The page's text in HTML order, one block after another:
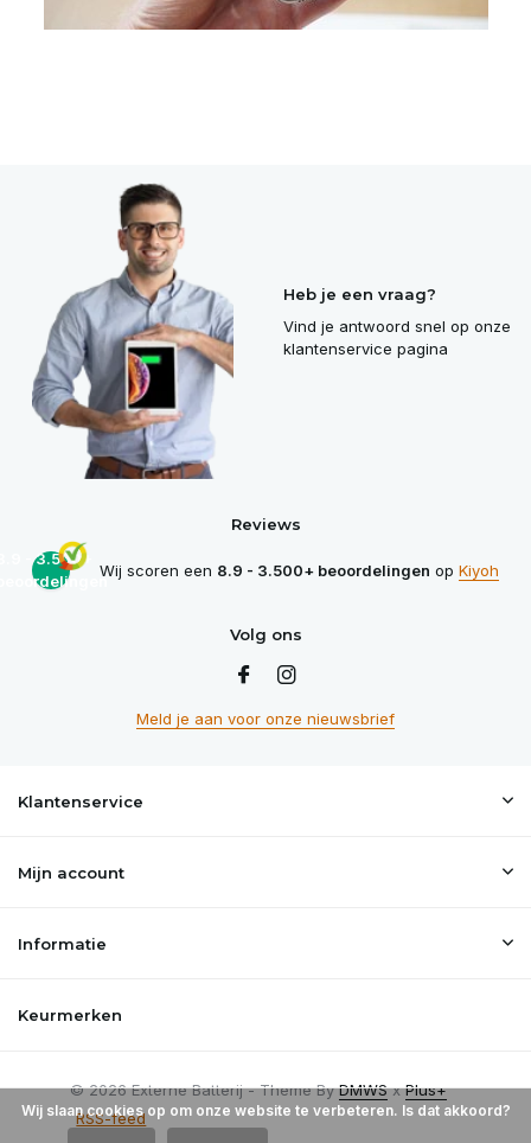
Heb je een vraag?
Vind je antwoord snel op onze
klantenservice pagina
Reviews
- 3.500+
Wij scoren een 8.9 - 3.500+ beoordelingen op Kiyoh
Volg ons
Meld je aan voor onze nieuwsbrief
Klantenservice
Mijn account
Informatie
Keurmerken
© 2026 Externe Batterij - Theme ByDMWSxPlus+
RSS-feed
Wij slaan cookies op om onze website te verbeteren. Is dat akkoord?